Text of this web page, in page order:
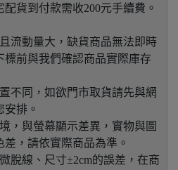
貨到付款需收200元手續費。
流動量大，缺貨商品無法即時
標前與我們確認商品實際庫存
不同，如欲門市取貨請先與網
排。
，與螢幕顯示差異，實物與圖
，請依實際商品為準。
脫線、尺寸±2cm的誤差，在商